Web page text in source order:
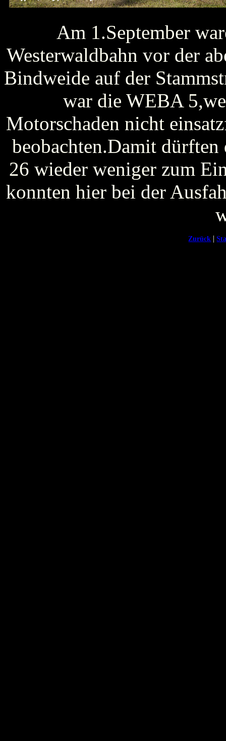
Am 1.September
Westerwaldbahn vor der
Bindweide auf der
war die WEBA
Motorschaden nicht
beobachten.Damit
26 wieder weniger zum
konnten hier bei der
Zurück |